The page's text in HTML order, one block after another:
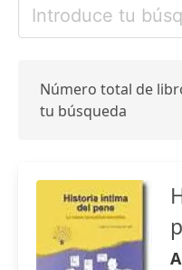
Número total de
tu búsqueda